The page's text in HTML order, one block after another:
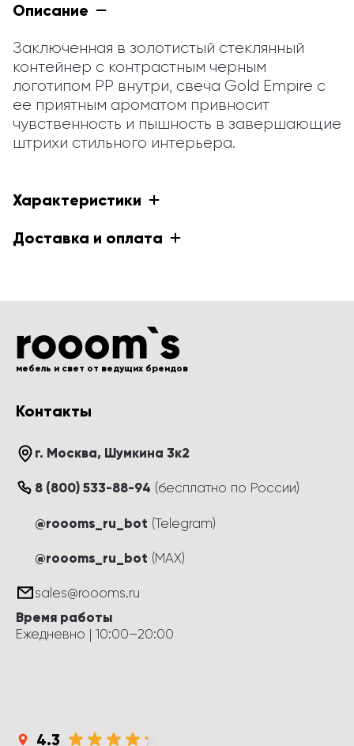
Описание
Заключенная в золотистый стеклянный
контейнер с контрастным черным
логотипом PP внутри, свеча Gold Empire с
ее приятным ароматом привносит
чувственность и пышность в завершающие
штрихи стильного интерьера.
Характеристики
Доставка и оплата
мебель и свет от ведущих брендов
Контакты
г. Москва, Шумкина 3к2
8 (800) 533-88-94 (бесплатно по России)
@roooms_ru_bot (Telegram)
@roooms_ru_bot (MAX)
sales@roooms.ru
Время работы
Ежедневно | 10:00–20:00
4.3